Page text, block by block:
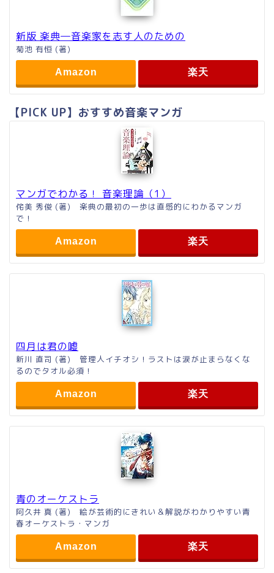
新版 楽典―音楽家を志す人のための
菊池 有恒 (著)
Amazon 楽天
【PICK UP】おすすめ音楽マンガ
マンガでわかる！ 音楽理論（1）
侘美 秀俊 (著) 楽典の最初の一歩は直感的にわかるマンガ
で！
Amazon 楽天
四月は君の嘘
新川 直司 (著) 管理人イチオシ！ラストは涙が止まらなくな
るのでタオル必須！
Amazon 楽天
青のオーケストラ
阿久井 真 (著) 絵が芸術的にきれい＆解説がわかりやすい青
春オーケストラ・マンガ
Amazon 楽天